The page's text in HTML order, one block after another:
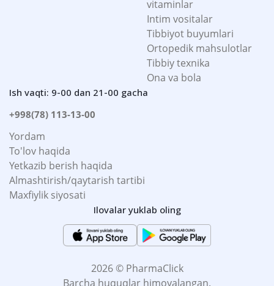
vitaminlar
Intim vositalar
Tibbiyot buyumlari
Ortopedik mahsulotlar
Tibbiy texnika
Ona va bola
Ish vaqti: 9-00 dan 21-00 gacha
+998(78) 113-13-00
Yordam
To'lov haqida
Yetkazib berish haqida
Almashtirish/qaytarish tartibi
Maxfiylik siyosati
Ilovalar yuklab oling
2026 © PharmaClick
Barcha huquqlar himoyalangan.